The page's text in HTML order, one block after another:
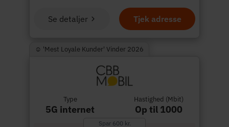
Tjek adresse
Se detaljer
☺︎ 'Mest Loyale Kunder' Vinder 2026
Type
5G internet
Hastighed (Mbit)
Op til 1000
Spar 600 kr.